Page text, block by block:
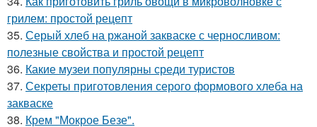
грилем: простой рецепт
35. Серый хлеб на ржаной закваске с черносливом:
полезные свойства и простой рецепт
36. Какие музеи популярны среди туристов
37. Секреты приготовления серого формового хлеба на
закваске
38. Крем "Мокрое Безе".